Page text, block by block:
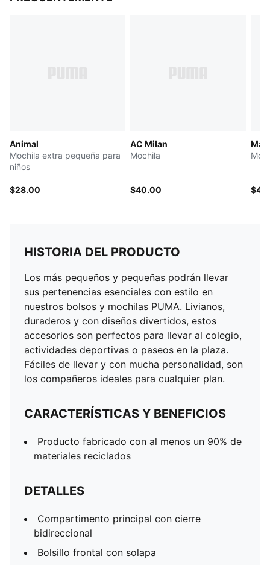
Animal
Mochila extra pequeña para
niños
$28.00
AC Milan
Mochila
$40.00
HISTORIA DEL PRODUCTO
Los más pequeños y pequeñas podrán llevar
sus pertenencias esenciales con estilo en
nuestros bolsos y mochilas PUMA. Livianos,
duraderos y con diseños divertidos, estos
accesorios son perfectos para llevar al colegio,
actividades deportivas o paseos en la plaza.
Fáciles de llevar y con mucha personalidad, son
los compañeros ideales para cualquier plan.
CARACTERÍSTICAS Y BENEFICIOS
Producto fabricado con al menos un 90% de
materiales reciclados
DETALLES
Compartimento principal con cierre
bidireccional
Bolsillo frontal con solapa